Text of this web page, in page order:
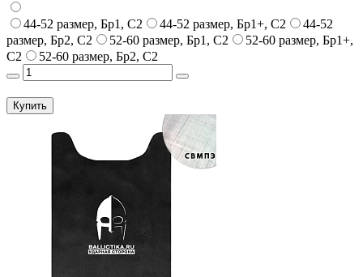
44-52 размер, Бр1, С2 44-52 размер, Бр1+, С2
44-52
размер, Бр2, С2
52-60 размер, Бр1, С2
52-60 размер, Бр1+,
С2
52-60 размер, Бр2, С2
Купить